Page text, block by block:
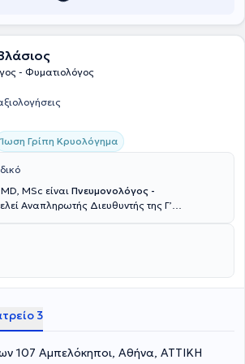
- Φυματιολόγος
Ίωση Γρίπη Κρυολόγημα
MD, MSc είναι Πνευμονολόγος -
Αναπληρωτής Διευθυντής της Γ’
και νοσηλείας εντός αυτού και διατηρεί
Μελίσσια και στο Μαρούσι Αττικής,με
και αντιμετώπιση βήχα - εμπύρετου,
δύσπνοιας, θωρακικού άλγους,
λειτουργίας, σπιρομέτρηση,
θώρακος και εκπνεόμενου FeNO. Κατέχει
ERS) στον Υπέρηχο Θώρακος,
3
107 Αμπελόκηποι, Αθήνα, ΑΤΤΙΚΗ